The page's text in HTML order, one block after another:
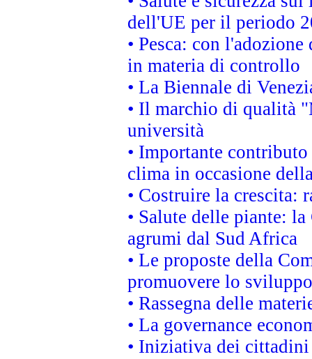
dell'UE per il periodo
• Pesca: con
in materia di controllo
• La Biennale di
• Il marchio di qualità
università
• Importante
clima in occasione
• Costruire la crescita:
• Salute delle piante:
agrumi dal Sud Africa
• Le proposte della
promuovere lo
• Rassegna delle
• La governance
• Iniziativa dei